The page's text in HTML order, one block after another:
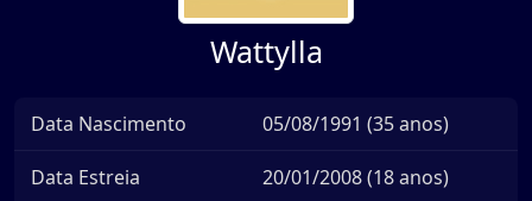
Wattylla
Data Nascimento 05/08/1991 (35 anos)
Data Estreia 20/01/2008 (18 anos)